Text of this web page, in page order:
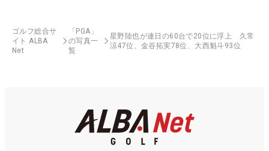
ゴルフ総合サ
イト ALBA
Net
「PGA」
の写真一
覧
星野陸也が連日の60台で20位に浮上 久常
涼47位、金谷拓実78位、大西魁斗93位